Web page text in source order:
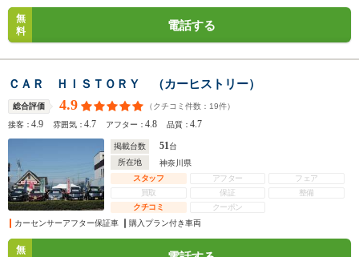
無
料
電話する
ＣＡＲ ＨＩＳＴＯＲＹ （カーヒストリー）
総合評価 4.9 （クチコミ件数： 19件）
接客：4.9 雰囲気：4.7 アフター：4.8 品質：4.7
掲載台数 51台
所在地
神奈川県
スタッフ
アフター
フェア
買取
保証
整備
クチコミ
クーポン
カーセンサーアフター保証車
購入プラン付き車両
無